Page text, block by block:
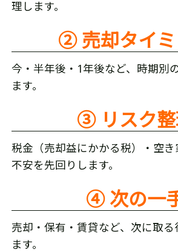
理します。
② 売却タイ
今・半年後・1年後など、時期別
ます。
③ リスク
税金（売却益にかかる税）・空
不安を先回りします。
④ 次の一
売却・保有・賃貸など、次に取る
ます。